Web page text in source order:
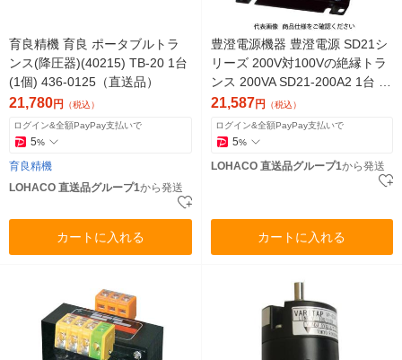
育良精機 育良 ポータブルトラ
ンス(降圧器)(40215) TB-20 1台
(1個) 436-0125（直送品）
21,780円 （税込）
ログイン&全額PayPay支払いで
5%
育良精機
LOHACO 直送品グループ1から発送
カートに入れる
豊澄電源機器 豊澄電源 SD21シ
リーズ 200V対100Vの絶縁トラ
ンス 200VA SD21-200A2 1台 47
5-6134（直送品）
21,587円 （税込）
ログイン&全額PayPay支払いで
5%
LOHACO 直送品グループ1から発送
カートに入れる